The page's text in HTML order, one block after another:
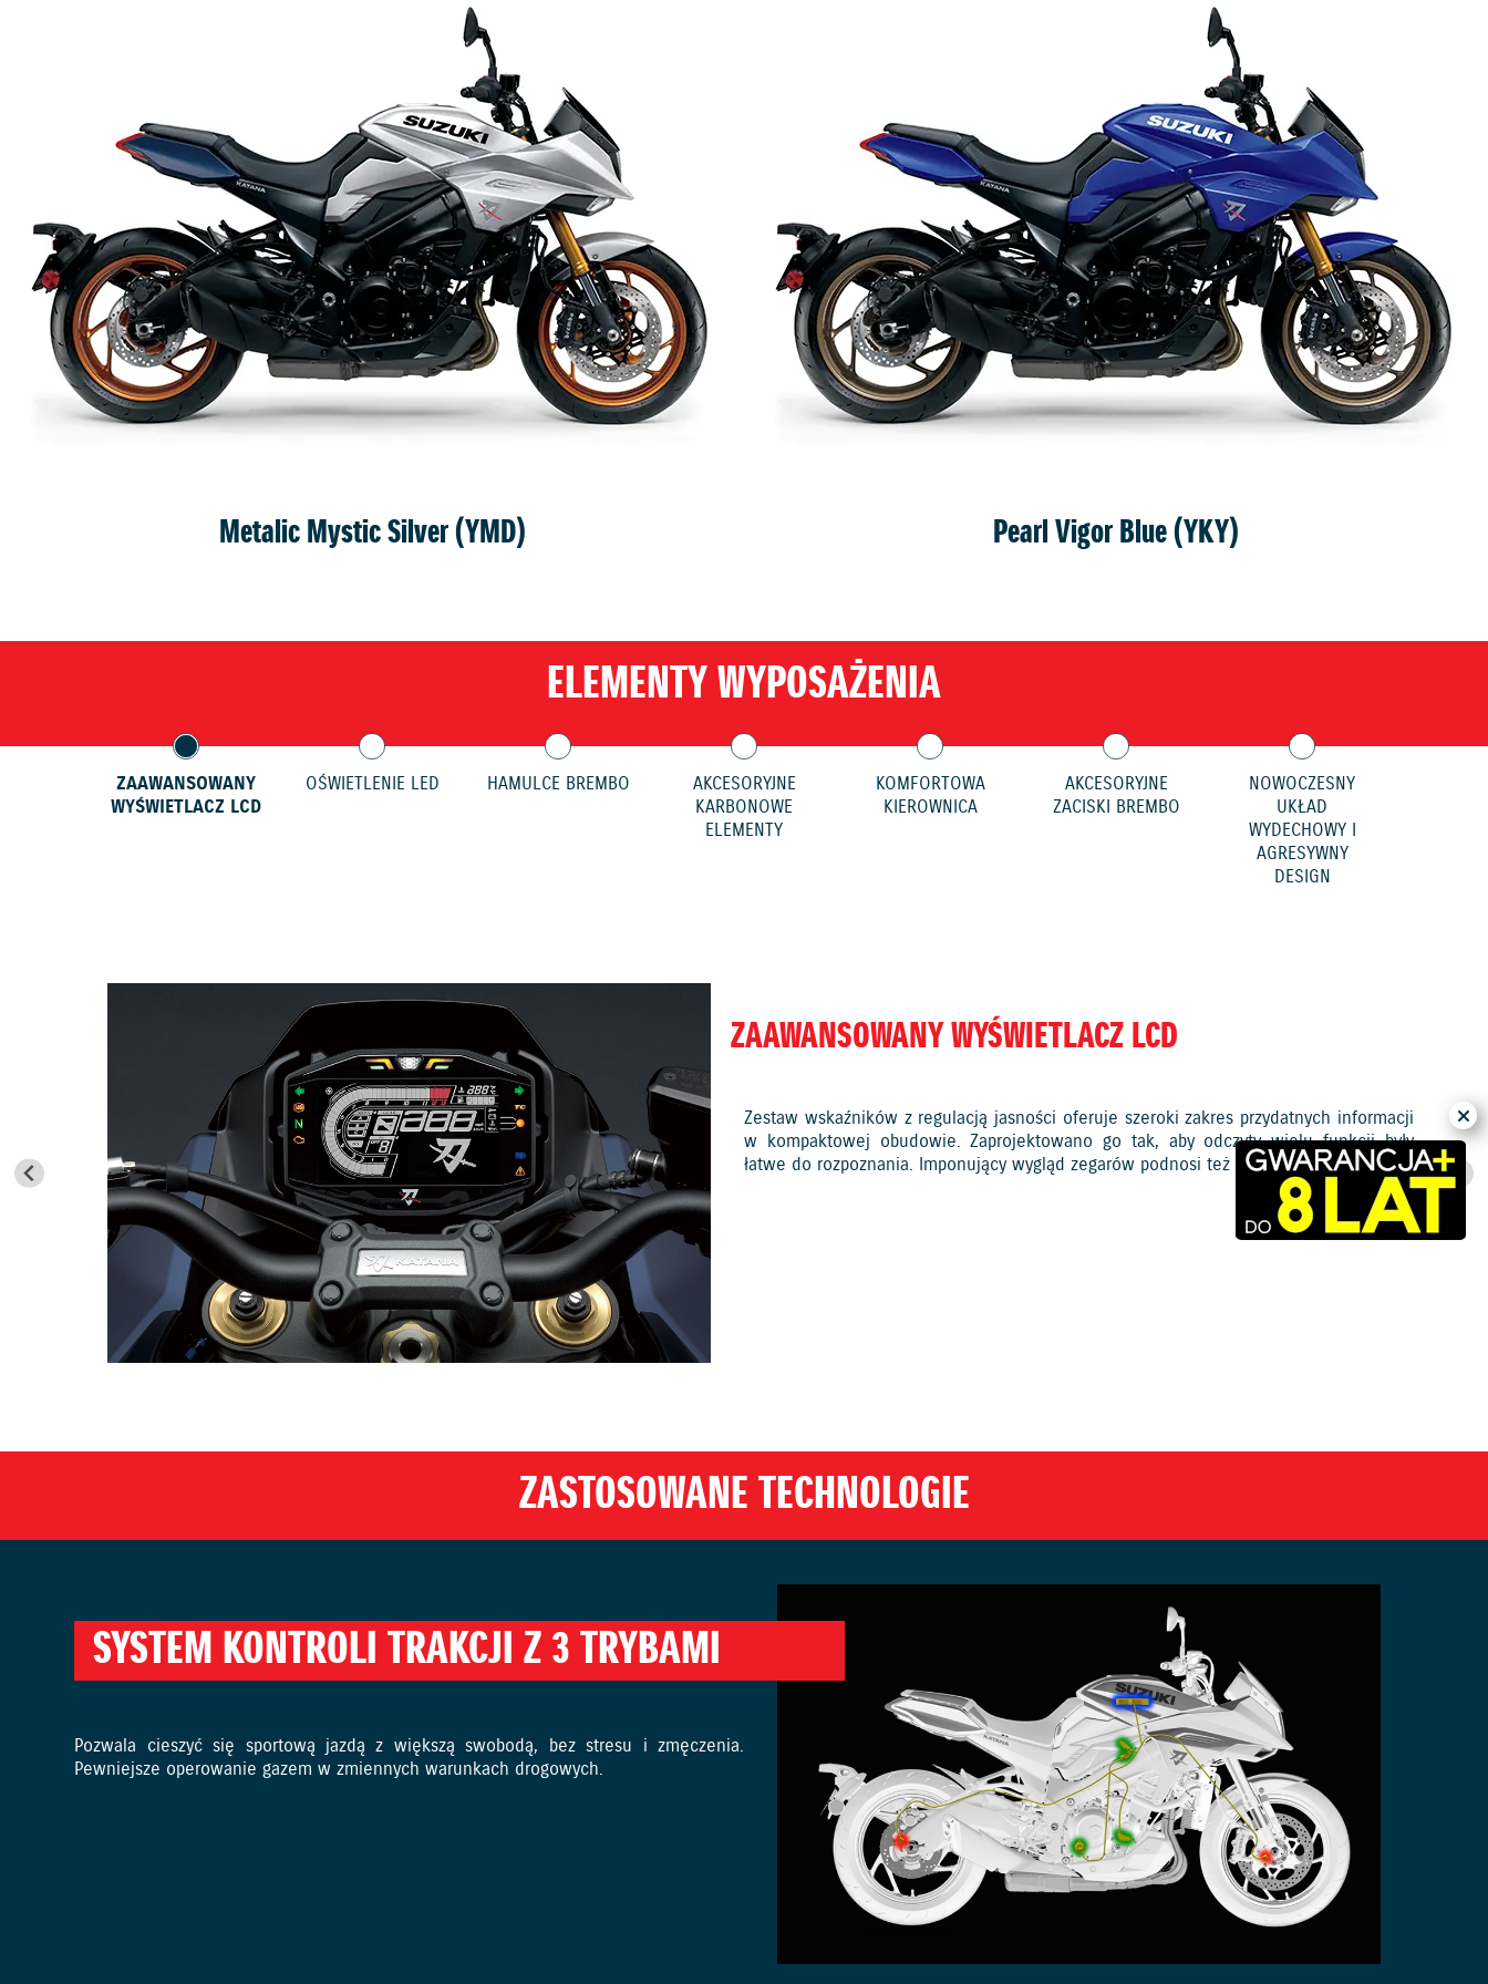
Metalic Mystic Silver (YMD) Pearl Vigor Blue (YKY)
ELEMENTY WYPOSAŻENIA
ZAAWANSOWANY
WYŚWIETLACZ LCD
OŚWIETLENIE LED HAMULCE BREMBO
AKCESORYJNE
KARBONOWE
ELEMENTY
KOMFORTOWA
KIEROWNICA
AKCESORYJNE
ZACISKI BREMBO
NOWOCZESNY
UKŁAD
WYDECHOWY I
AGRESYWNY
DESIGN
ZAAWANSOWANY WYŚWIETLACZ LCD
Zestaw wskaźników z regulacją jasności oferuje szeroki zakres przydatnych informacji
w kompaktowej obudowie. Zaprojektowano go tak, aby odczyty wielu funkcji były
łatwe do rozpoznania. Imponujący wygląd zegarów podnosi też prestiż motocykla.
ZASTOSOWANE TECHNOLOGIE
SYSTEM KONTROLI TRAKCJI Z 3 TRYBAMI
Pozwala cieszyć się sportową jazdą z większą swobodą, bez stresu i zmęczenia.
Pewniejsze operowanie gazem w zmiennych warunkach drogowych.